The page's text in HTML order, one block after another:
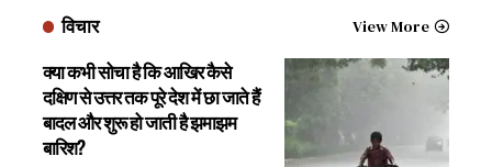
विचार View More
क्या कभी सोचा है कि आखिर कैसे
दक्षिण से उत्तर तक पूरे देश में छा जाते हैं
बादल और शुरू हो जाती है झमाझम
बारिश?